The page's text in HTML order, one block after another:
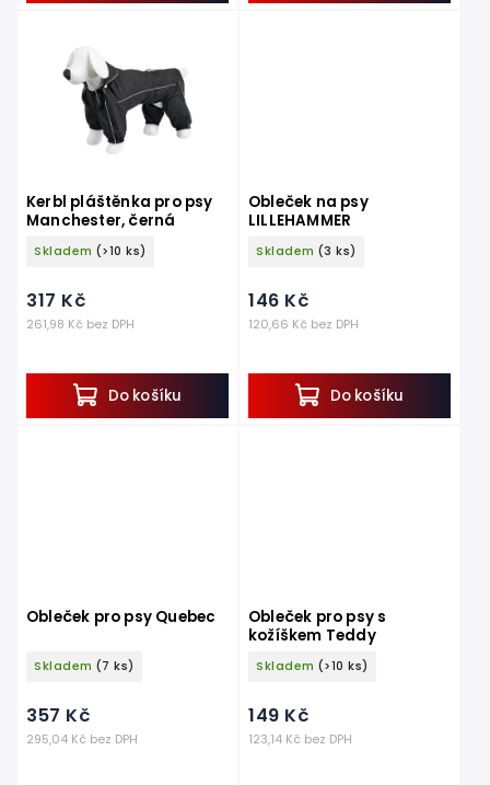
Kerbl pláštěnka pro psy
Manchester, černá
Skladem (>10 ks)
261,98 Kč bez DPH
317 Kč
Do košíku
Obleček na psy
LILLEHAMMER
Skladem (3 ks)
120,66 Kč bez DPH
146 Kč
Do košíku
Obleček pro psy Quebec
Skladem (7 ks)
295,04 Kč bez DPH
357 Kč
Obleček pro psy s
kožíškem Teddy
Skladem (>10 ks)
123,14 Kč bez DPH
149 Kč